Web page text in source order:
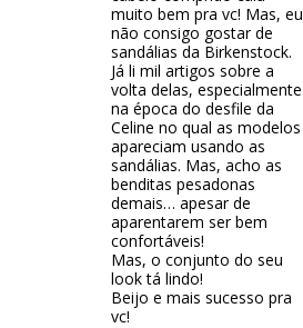
muito bem pra vc! Mas, eu
não consigo gostar de
sandálias da Birkenstock.
Já li mil artigos sobre a
volta delas, especialmente
na época do desfile da
Celine no qual as modelos
apareciam usando as
sandálias. Mas, acho as
benditas pesadonas
demais… apesar de
aparentarem ser bem
confortáveis!
Mas, o conjunto do seu
look tá lindo!
Beijo e mais sucesso pra
vc!